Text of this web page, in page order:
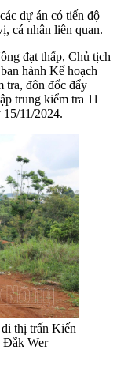
dự án có tiến độ
cá nhân liên quan.
đạt thấp, Chủ tịch
hành Kế hoạch
đôn đốc đẩy
trung kiểm tra 11
11/2024.
thị trấn Kiến
Đắk Wer